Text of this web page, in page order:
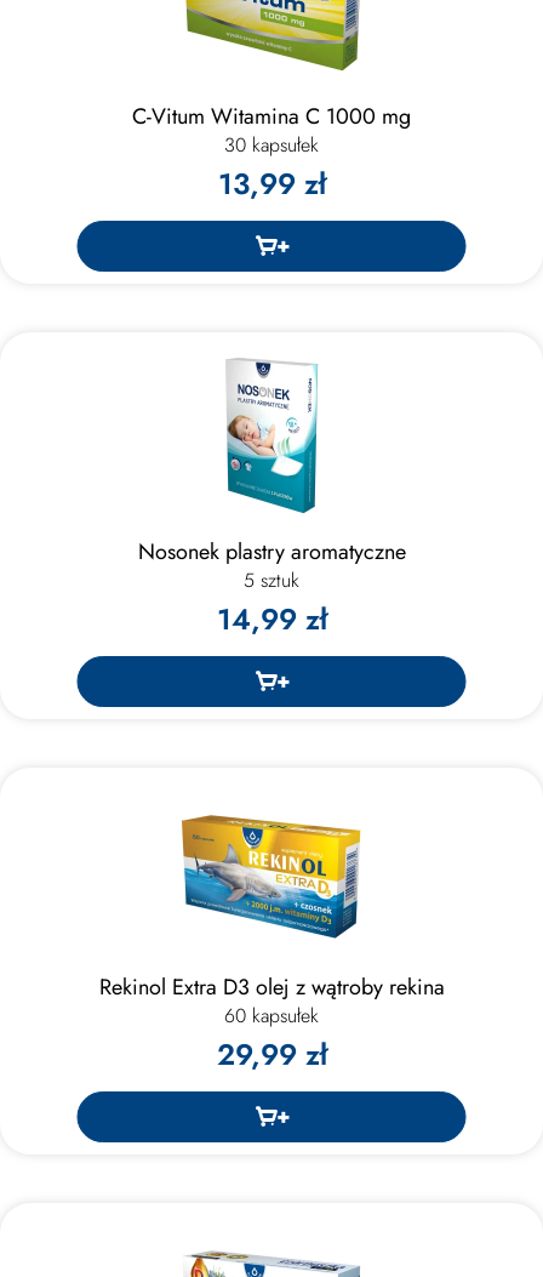
C-Vitum Witamina C 1000 mg
30 kapsułek
13,99 zł
Nosonek plastry aromatyczne
5 sztuk
14,99 zł
Rekinol Extra D3 olej z wątroby rekina
60 kapsułek
29,99 zł